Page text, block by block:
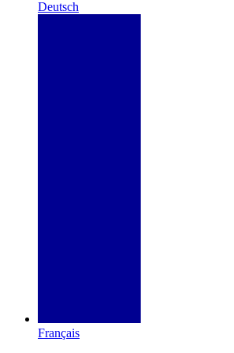
Deutsch
Français